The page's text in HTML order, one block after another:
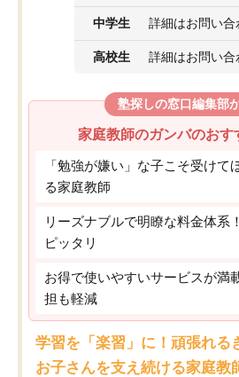
中学生 詳細はお問い
高校生 詳細はお問い
塾探しの窓口編集部
家庭教師のガンバのおす
「勉強が嫌い」な子こそ受けて
る家庭教師
リーズナブルで明瞭な料金体系
ピッタリ
お得で使いやすいサービスが満
担も軽減
学習を「楽習」に！頑張れる
お子さんを支え続ける家庭教